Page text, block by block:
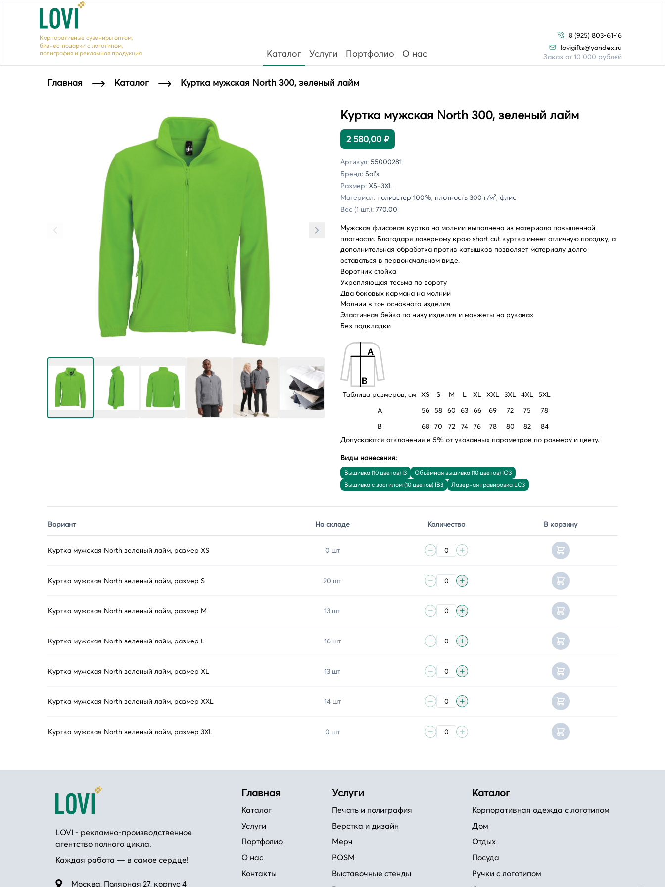
Корпоративные сувениры оптом,
бизнес-подарки с логотипом,
полиграфия и рекламная продукция
Каталог Услуги Портфолио О нас
8 (925) 803-61-16
lovigifts@yandex.ru
Заказ от 10 000 рублей
Главная Каталог Куртка мужская North 300, зеленый лайм
Куртка мужская North 300, зеленый лайм
2 580,00 ₽
Артикул: 55000281
Бренд: Sol's
Размер: XS–3XL
Материал: полиэстер 100%, плотность 300 г/м²; флис
Вес (1 шт.): 770.00
Мужская флисовая куртка на молнии выполнена из материала повышенной
плотности. Благодаря лазерному крою short cut куртка имеет отличную посадку, а
дополнительная обработка против катышков позволяет материалу долго
оставаться в первоначальном виде.
Воротник стойка
Укрепляющая тесьма по вороту
Два боковых кармана на молнии
Молнии в тон основного изделия
Эластичная бейка по низу изделия и манжеты на рукавах
Без подкладки
Таблица размеров, см XS S M L XL XXL 3XL 4XL 5XL
A
56 58 60 63 66 69 72 75
78
B
68 70 72 74 76 78 80 82
84
Допускаются отклонения в 5% от указанных параметров по размеру и цвету.
Виды нанесения:
Вышивка (10 цветов) I3
Объёмная вышивка (10 цветов) IO3
Вышивка с застилом (10 цветов) IB3
Лазерная гравировка LC3
Вариант На складе Количество В корзину
Куртка мужская North зеленый лайм, размер XS 0 шт
Куртка мужская North зеленый лайм, размер S 20 шт
Куртка мужская North зеленый лайм, размер M 13 шт
Куртка мужская North зеленый лайм, размер L 16 шт
Куртка мужская North зеленый лайм, размер XL 13 шт
Куртка мужская North зеленый лайм, размер XXL 14 шт
Куртка мужская North зеленый лайм, размер 3XL 0 шт
LOVI - рекламно-производственное
агентство полного цикла.
Каждая работа — в самое сердце!
Москва, Полярная 27, корпус 4
Главная
Каталог
Услуги
Портфолио
О нас
Контакты
Услуги
Печать и полиграфия
Верстка и дизайн
Мерч
POSM
Выставочные стенды
Каталог
Корпоративная одежда с логотипом
Дом
Отдых
Посуда
Ручки с логотипом